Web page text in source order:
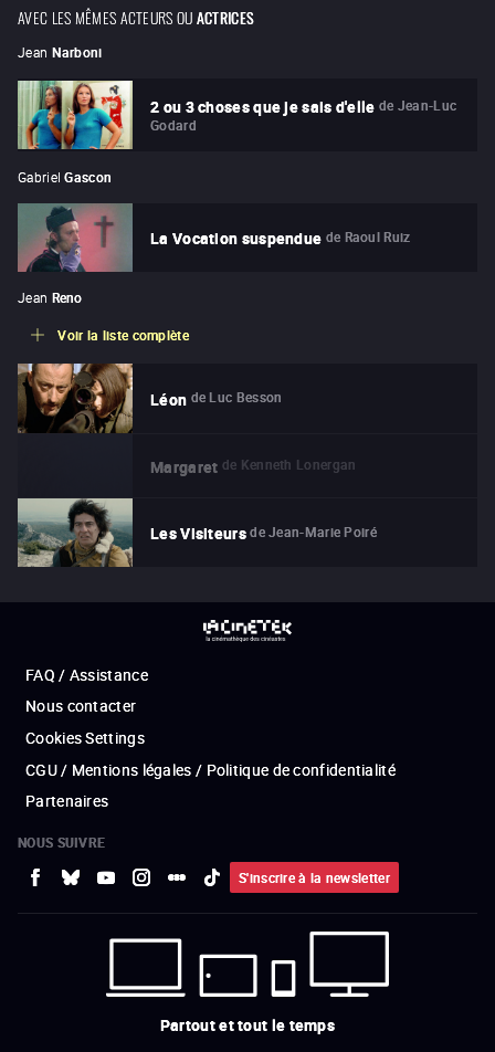
AVEC LES MÊMES ACTEURS OUACTRICES
Jean Narboni
2 ou 3 choses que je sais d'elle de Jean-Luc
Godard
Gabriel Gascon
La Vocation suspendue de Raoul Ruiz
Jean Reno
Voir la liste complète
Léon de Luc Besson
Margaret de Kenneth Lonergan
Les Visiteurs de Jean-Marie Poiré
FAQ / Assistance
Nous contacter
Cookies Settings
CGU / Mentions légales / Politique de confidentialité
Partenaires
NOUS SUIVRE
S'inscrire à la newsletter
Partout et tout le temps